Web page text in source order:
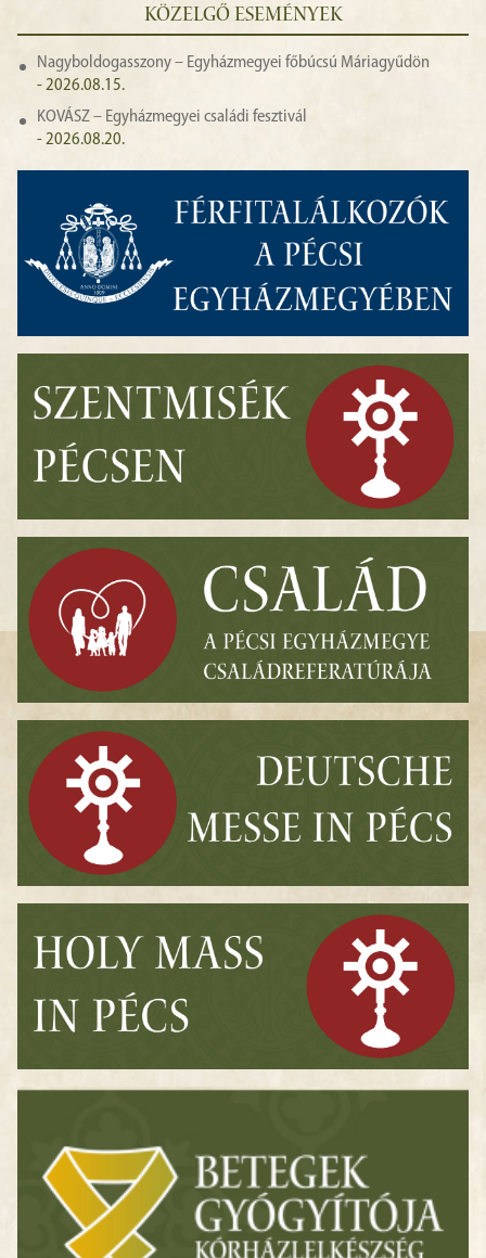
KÖZELGŐ ESEMÉNYEK
Nagyboldogasszony – Egyházmegyei főbúcsú Máriagyűdön
- 2026.08.15.
KOVÁSZ – Egyházmegyei családi fesztivál
- 2026.08.20.